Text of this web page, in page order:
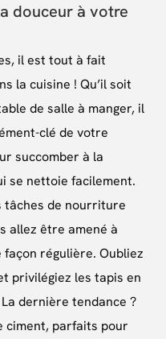
douceur à votre
il est tout à fait
la cuisine ! Qu’il soit
de salle à manger, il
clé de votre
succomber à la
se nettoie facilement.
tâches de nourriture
allez être amené à
régulière. Oubliez
privilégiez les tapis en
dernière tendance ?
ciment, parfaits pour